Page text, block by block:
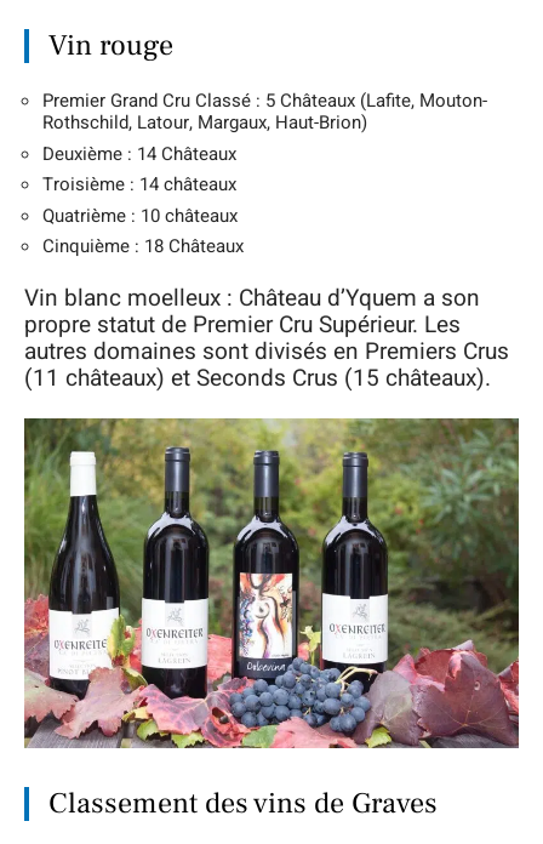
Vin rouge
Premier Grand Cru Classé : 5 Châteaux (Lafite, Mouton-
Rothschild, Latour, Margaux, Haut-Brion)
Deuxième : 14 Châteaux
Troisième : 14 châteaux
Quatrième : 10 châteaux
Cinquième : 18 Châteaux
Vin blanc moelleux : Château d’Yquem a son
propre statut de Premier Cru Supérieur. Les
autres domaines sont divisés en Premiers Crus
(11 châteaux) et Seconds Crus (15 châteaux).
Classement des vins de Graves